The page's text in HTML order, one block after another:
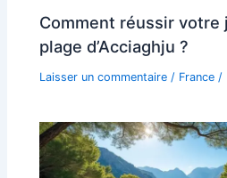
Comment réussir votre
plage d’Acciaghju ?
Laisser un commentaire / France /